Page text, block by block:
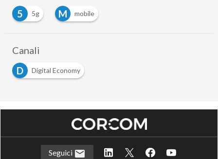
5
5g M mobile
Canali
D
Digital Economy
Seguici